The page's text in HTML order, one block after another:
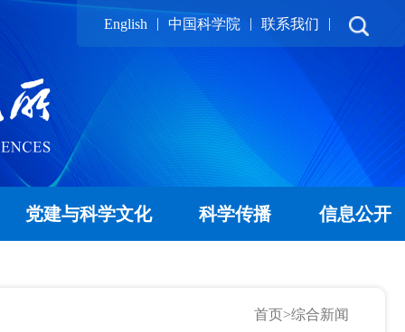
English | 中国科学院 | 联系我们 |
党建与科学文化 科学传播 信息公开
首页>综合新闻